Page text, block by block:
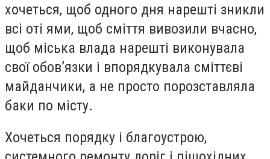
хочеться, щоб одного дня нарешті зникли
всі оті ями, щоб сміття вивозили вчасно,
щоб міська влада нарешті виконувала
свої обов’язки і впорядкувала сміттєві
майданчики, а не просто порозставляла
баки по місту.
Хочеться порядку і благоустрою,